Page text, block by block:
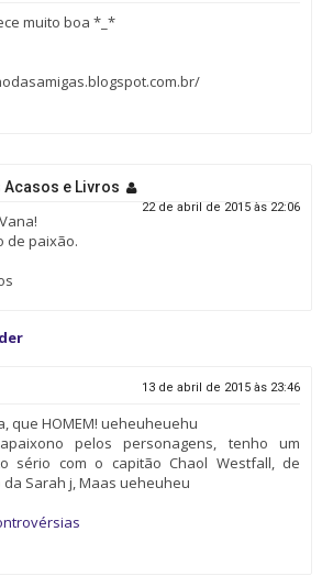
muito boa *_*
Acasos e Livros
22 de abril de 2015 às 22:06
de paixão.
13 de abril de 2015 às 23:46
que HOMEM! ueheuheuehu
pelos personagens, tenho um
sério com o capitão Chaol Westfall, de
Sarah j, Maas ueheuheu